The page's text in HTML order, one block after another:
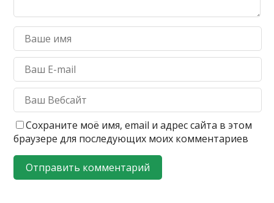
Сохраните моё имя, email и адрес сайта в этом
браузере для последующих моих комментариев